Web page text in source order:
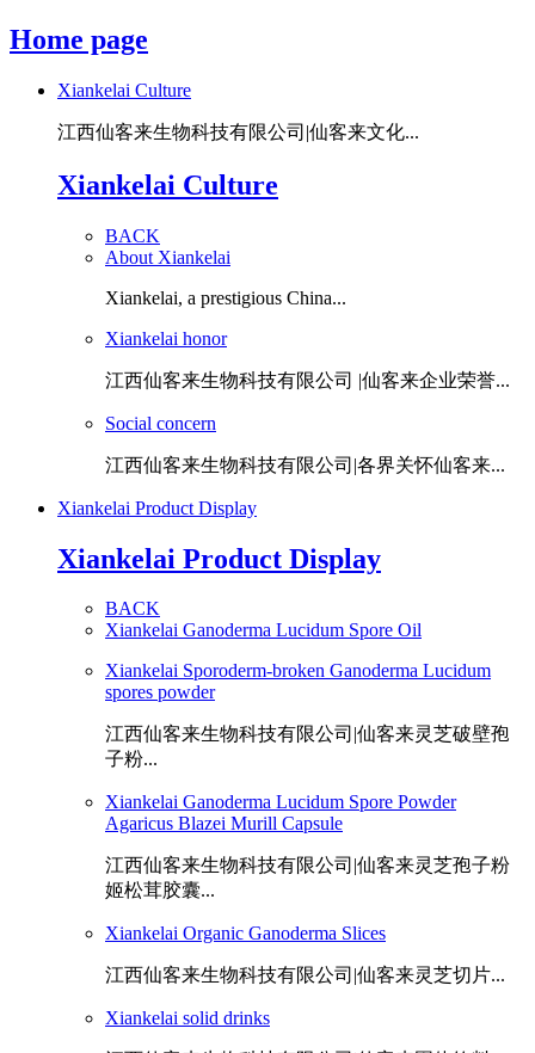
Home page
Xiankelai Culture
江西仙客来生物科技有限公司|仙客来文化...
Xiankelai Culture
BACK
About Xiankelai
Xiankelai, a prestigious China...
Xiankelai honor
江西仙客来生物科技有限公司 |仙客来企业荣誉...
Social concern
江西仙客来生物科技有限公司|各界关怀仙客来...
Xiankelai Product Display
Xiankelai Product Display
BACK
Xiankelai Ganoderma Lucidum Spore Oil
Xiankelai Sporoderm-broken Ganoderma Lucidum
spores powder
江西仙客来生物科技有限公司|仙客来灵芝破壁孢
子粉...
Xiankelai Ganoderma Lucidum Spore Powder
Agaricus Blazei Murill Capsule
江西仙客来生物科技有限公司|仙客来灵芝孢子粉
姬松茸胶囊...
Xiankelai Organic Ganoderma Slices
江西仙客来生物科技有限公司|仙客来灵芝切片...
Xiankelai solid drinks